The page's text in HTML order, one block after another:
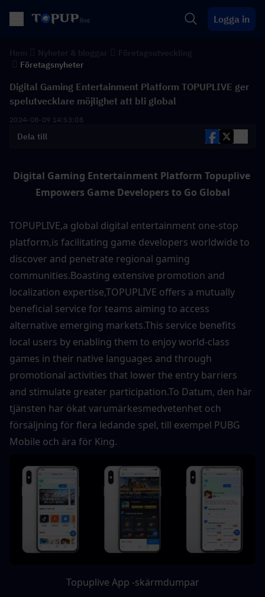
Logga in
Företagsnyheter
Digital Gaming Entertainment Platform TOPUPLIVE ger
spelutvecklare möjlighet att bli global
2024-08-09 14:53:08
Dela till
Digital Gaming Entertainment Platform Topuplive
Empowers Game Developers to Go Global
TOPUPLIVE,a global digital entertainment one-stop
platform,is facilitating game developers worldwide to
discover and penetrate regional gaming
communities.Boasting extensive promotion and
localization expertise,TOPUPLIVE offers a mutually
beneficial service for teams aiming to access
alternative emerging markets.This service benefits
local users by enabling them to enjoy world-class
games in their native languages ​​and through
promotional activities that lower the entry barriers
and stimulate greater participation.To Datum, den här
tjänsten har ökat varumärkesmedvetenhet och
försäljning för flera ledande spel, till exempel PUBG
Mobile och ära för King.
Topuplive App -skärmdumpar